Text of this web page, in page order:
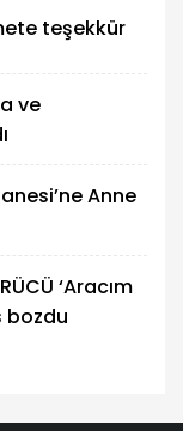
teşekkür
ve
Anne
‘Aracım
bozdu